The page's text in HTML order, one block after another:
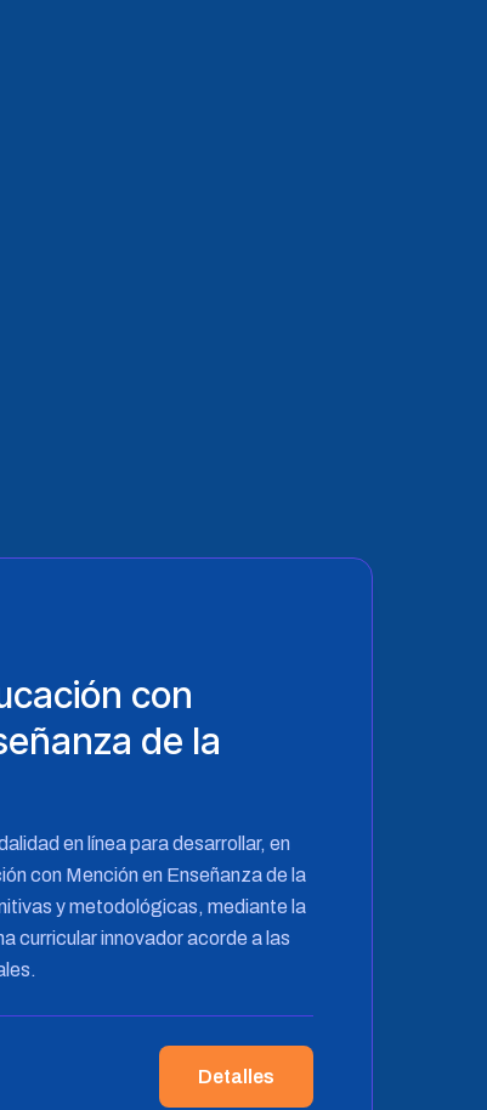
con
de la
en línea para desarrollar, en
con Mención en Enseñanza de la
y metodológicas, mediante la
curricular innovador acorde a las
Detalles